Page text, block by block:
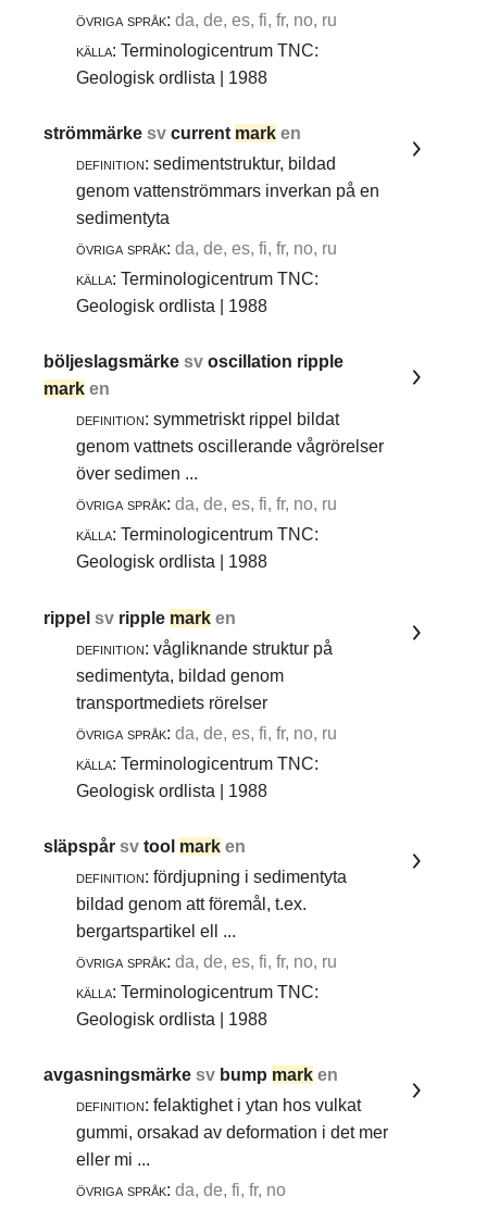
övriga språk: da, de, es, fi, fr, no, ru
källa: Terminologicentrum TNC:
Geologisk ordlista | 1988
strömmärkesvcurrent mark en
definition: sedimentstruktur, bildad
genom vattenströmmars inverkan på en
sedimentyta
övriga språk: da, de, es, fi, fr, no, ru
källa: Terminologicentrum TNC:
Geologisk ordlista | 1988
böljeslagsmärkesvoscillation ripple
mark en
definition: symmetriskt rippel bildat
genom vattnets oscillerande vågrörelser
över sedimen ...
övriga språk: da, de, es, fi, fr, no, ru
källa: Terminologicentrum TNC:
Geologisk ordlista | 1988
rippelsv ripple mark en
definition: vågliknande struktur på
sedimentyta, bildad genom
transportmediets rörelser
övriga språk: da, de, es, fi, fr, no, ru
källa: Terminologicentrum TNC:
Geologisk ordlista | 1988
släpspårsvtool mark en
definition: fördjupning i sedimentyta
bildad genom att föremål, t.ex.
bergartspartikel ell ...
övriga språk: da, de, es, fi, fr, no, ru
källa: Terminologicentrum TNC:
Geologisk ordlista | 1988
avgasningsmärkesv bump mark en
definition: felaktighet i ytan hos vulkat
gummi, orsakad av deformation i det mer
eller mi ...
övriga språk: da, de, fi, fr, no